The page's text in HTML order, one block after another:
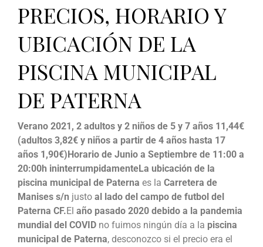
PRECIOS, HORARIO Y
UBICACIÓN DE LA
PISCINA MUNICIPAL
DE PATERNA
Verano 2021, 2 adultos y 2 niños de 5 y 7 años 11,44€
(adultos 3,82€ y niños a partir de 4 años hasta 17
años 1,90€)Horario de Junio a Septiembre de 11:00 a
20:00h ininterrumpidamenteLa ubicación de la
piscina municipal de Paterna es la Carretera de
Manises s/n justo al lado del campo de futbol del
Paterna CF.El año pasado 2020 debido a la pandemia
mundial del COVID no fuimos ningún día a la piscina
municipal de Paterna, desconozco si el precio era el